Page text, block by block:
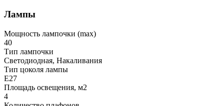
Лампы
Мощность лампочки (max)
40
Тип лампочки
Светодиодная, Накаливания
Тип цоколя лампы
E27
Площадь освещения, м2
4